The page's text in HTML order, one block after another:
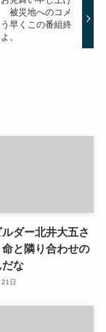
被災地へのコメ
早くこの番組終
。
ダー北井大五さ
と隣り合わせの
な
日